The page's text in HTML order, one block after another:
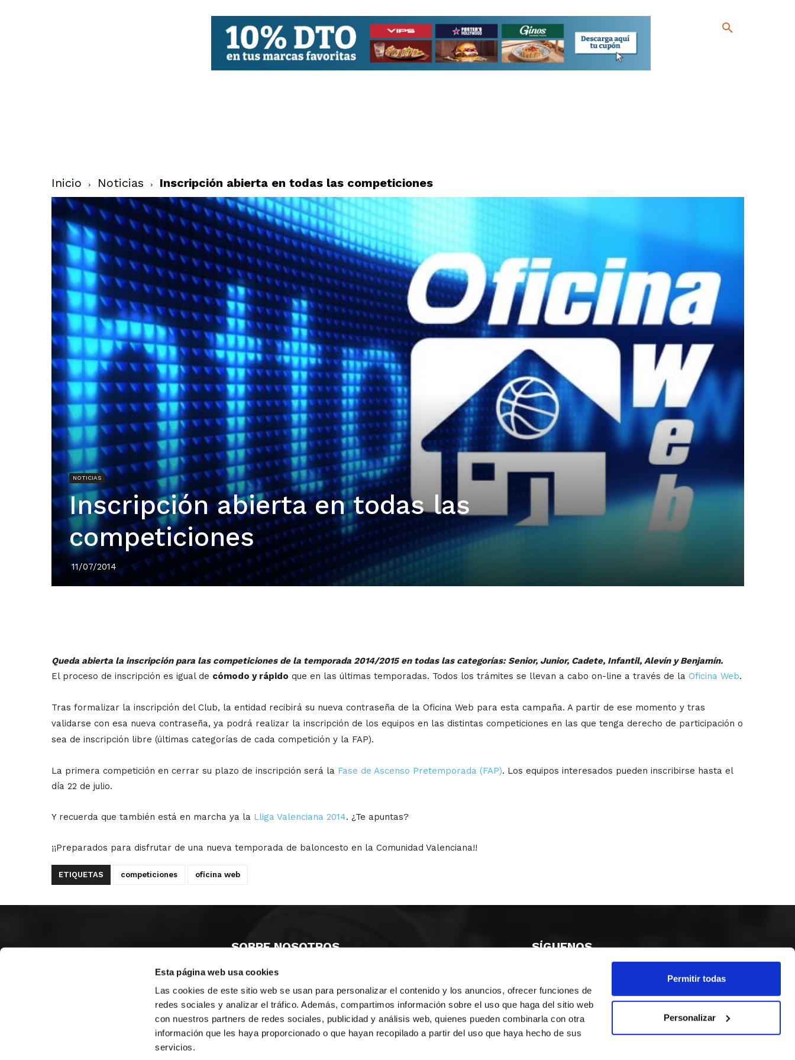
Esta página web usa cookies
Las cookies de este sitio web se usan para personalizar el contenido y los anuncios, ofrecer funciones de
redes sociales y analizar el tráfico. Además, compartimos información sobre el uso que haga del sitio web
con nuestros partners de redes sociales, publicidad y análisis web, quienes pueden combinarla con otra
información que les haya proporcionado o que hayan recopilado a partir del uso que haya hecho de sus
servicios.
Permitir todas
Personalizar
Inicio Noticias Inscripción abierta en todas las competiciones
NOTICIAS
Inscripción abierta en todas las
competiciones
11/07/2014
Queda abierta la inscripción para las competiciones de la temporada 2014/2015 en todas las categorías: Senior, Junior, Cadete, Infantil, Alevín y Benjamín.
El proceso de inscripción es igual de cómodo y rápido que en las últimas temporadas. Todos los trámites se llevan a cabo on-line a través de la Oficina Web.
Tras formalizar la inscripción del Club, la entidad recibirá su nueva contraseña de la Oficina Web para esta campaña. A partir de ese momento y tras
validarse con esa nueva contraseña, ya podrá realizar la inscripción de los equipos en las distintas competiciones en las que tenga derecho de participación o
sea de inscripción libre (últimas categorías de cada competición y la FAP).
La primera competición en cerrar su plazo de inscripción será la Fase de Ascenso Pretemporada (FAP). Los equipos interesados pueden inscribirse hasta el
día 22 de julio.
Y recuerda que también está en marcha ya la Lliga Valenciana 2014. ¿Te apuntas?
¡¡Preparados para disfrutar de una nueva temporada de baloncesto en la Comunidad Valenciana!!
ETIQUETAS competiciones oficina web
SOBRE NOSOTROS
CASTELLON
VALENCIA
MONESTIR DE POBLET 14 1ª 3º
ALICANTE
CIUDAD DE MATANZAS 12
fbcv@fbcv.es
SÍGUENOS